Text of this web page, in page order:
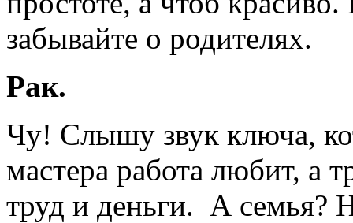
забывайте о родителях.
Рак.
Чу! Слышу звук ключа,
мастера работа любит, а
труд и деньги. А семья?